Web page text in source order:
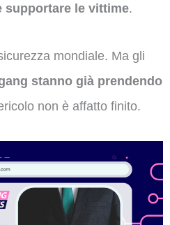
supportare le vittime.
mondiale. Ma gli
stanno già prendendo
non è affatto finito.